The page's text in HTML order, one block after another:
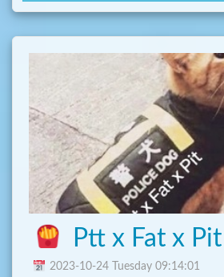
r
Ptt x Fat x Pit
2023-10-24 Tuesday 09:14:01